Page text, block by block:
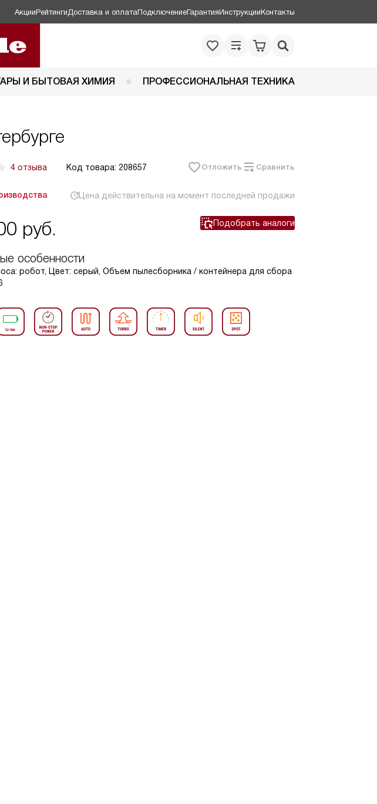
АкцииРейтинги Доставка и оплатаПодключениеГарантияИнструкцииКонтакты
И БЫТОВАЯ ХИМИЯ ПРОФЕССИОНАЛЬНАЯ ТЕХНИКА
4 отзыва Код товара: 208657 Отложить Сравнить
Цена действительна на момент последней продажи
руб. Подобрать аналоги
особенности
робот, Цвет: серый, Объем пылесборника / контейнера для сбора